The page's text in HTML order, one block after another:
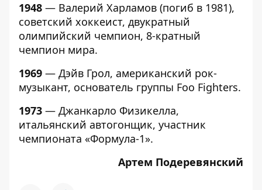
1948 — Валерий Харламов (погиб в 1981),
советский хоккеист, двукратный
олимпийский чемпион, 8-кратный
чемпион мира.
1969 — Дэйв Грол, американский рок-
музыкант, основатель группы Foo Fighters.
1973 — Джанкарло Физикелла,
итальянский автогонщик, участник
чемпионата «Формула-1».
Артем Подеревянский